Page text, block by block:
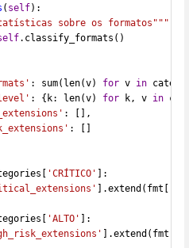
( self):
sobre os formatos"""
.classify_formats()
: sum(len(v) for v in
: {k: len(v) for k, v in
: [],
: []
'CRÍTICO'
]:
].extend(fmt[
'ALTO'
]:
].extend(fmt[